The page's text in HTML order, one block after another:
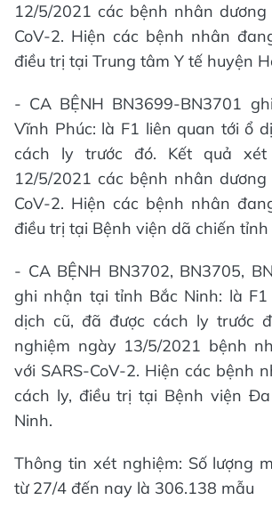
12/5/2021 các bệnh nhân dương
CoV-2. Hiện các bệnh nhân
điều trị tại Trung tâm Y tế huyện
- CA BỆNH BN3699-BN3701
Vĩnh Phúc: là F1 liên quan tới ổ
cách ly trước đó. Kết quả xét
12/5/2021 các bệnh nhân dương
CoV-2. Hiện các bệnh nhân
điều trị tại Bệnh viện dã chiến tỉnh
- CA BỆNH BN3702, BN3705,
ghi nhận tại tỉnh Bắc Ninh: là
dịch cũ, đã được cách ly trước
nghiệm ngày 13/5/2021 bệnh
với SARS-CoV-2. Hiện các bệnh
cách ly, điều trị tại Bệnh viện
Ninh.
Thông tin xét nghiệm: Số lượng
từ 27/4 đến nay là 306.138 mẫu